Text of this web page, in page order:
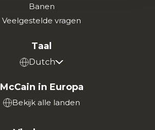
Banen
Veelgestelde vragen
Taal
Dutch
McCain in Europa
Bekijk alle landen